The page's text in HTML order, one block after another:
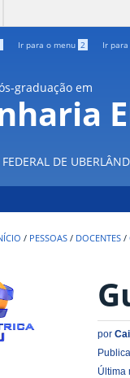
Ir para o menu 2 Ir para
graduação em
DE
/ PESSOAS / DOCENTES /
por
Última